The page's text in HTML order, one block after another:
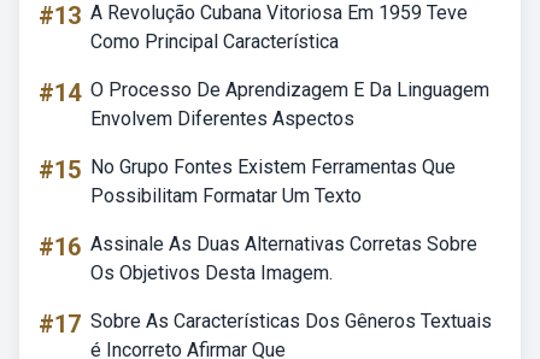
#13 A Revolução Cubana Vitoriosa Em 1959 Teve
Como Principal Característica
#14 O Processo De Aprendizagem E Da Linguagem
Envolvem Diferentes Aspectos
#15 No Grupo Fontes Existem Ferramentas Que
Possibilitam Formatar Um Texto
#16 Assinale As Duas Alternativas Corretas Sobre
Os Objetivos Desta Imagem.
#17 Sobre As Características Dos Gêneros Textuais
é Incorreto Afirmar Que